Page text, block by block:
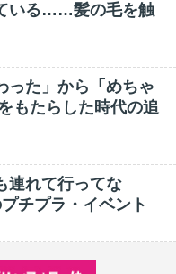
いる……髪の毛を触
った」から「めちゃ
もたらした時代の追
連れて行ってな
チプラ・イベント